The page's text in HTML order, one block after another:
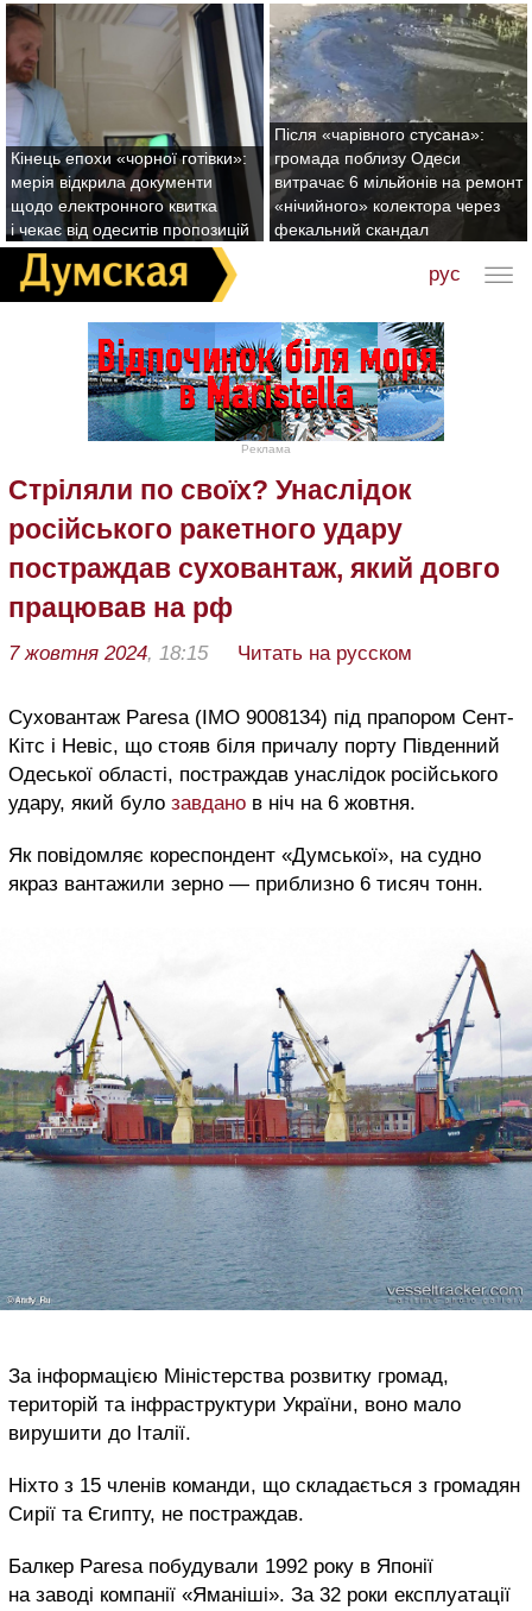
Кінець епохи «чорної готівки»:
мерія відкрила документи
щодо електронного квитка
і чекає від одеситів пропозицій
Після «чарівного стусана»:
громада поблизу Одеси
витрачає 6 мільйонів на ремонт
«нічийного» колектора через
фекальний скандал
рус
Реклама
Стріляли по своїх? Унаслідок
російського ракетного удару
постраждав суховантаж, який довго
працював на рф
7 жовтня 2024, 18:15 Читать на русском
Суховантаж Paresa (IMO 9008134) під прапором Сент-
Кітс і Невіс, що стояв біля причалу порту Південний
Одеської області, постраждав унаслідок російського
удару, який було завдано в ніч на 6 жовтня.
Як повідомляє кореспондент «Думської», на судно
якраз вантажили зерно — приблизно 6 тисяч тонн.
За інформацією Міністерства розвитку громад,
територій та інфраструктури України, воно мало
вирушити до Італії.
Ніхто з 15 членів команди, що складається з громадян
Сирії та Єгипту, не постраждав.
Балкер Paresa побудували 1992 року в Японії
на заводі компанії «Яманіші». За 32 роки експлуатації